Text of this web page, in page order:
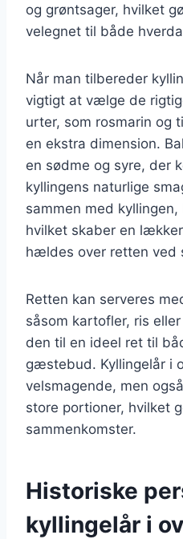
og grøntsager, hvilket
velegnet til både
Når man tilbereder
vigtigt at vælge de
urter, som rosmarin og
en ekstra dimension.
en sødme og syre, der
kyllingens naturlige
sammen med
hvilket skaber en
hældes over retten ved
Retten kan serveres
såsom kartofler, ris
den til en ideel ret til
gæstebud. Kyllingelår i
velsmagende, men
store portioner, hvilket
sammenkomster.
Historiske
kyllingelår i